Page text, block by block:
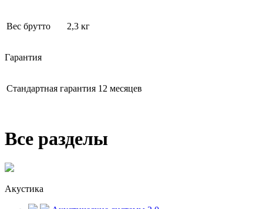
Вес брутто 2,3 кг
Гарантия
Стандартная гарантия 12 месяцев
Все разделы
Акустика